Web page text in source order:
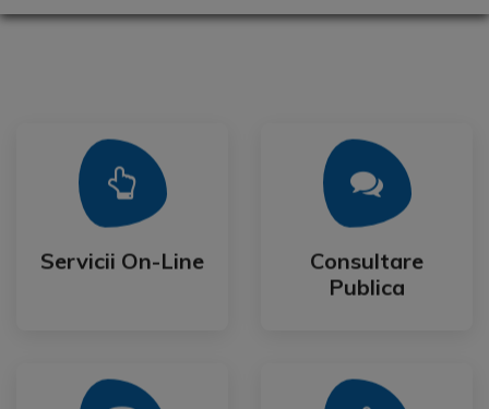
Servicii On-Line
Servicii On-Line
Mai Mult
Consultare
Publica
Consultare
Publica
Mai Mult